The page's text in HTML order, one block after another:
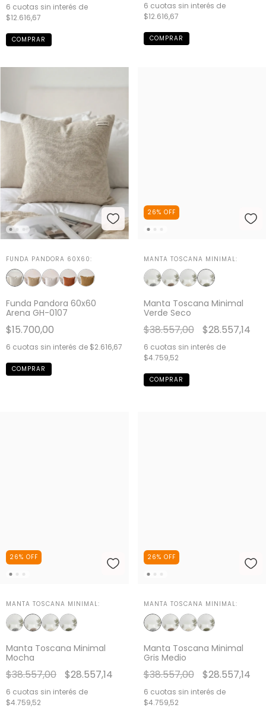
6 cuotas sin interés de
$12.616,67
COMPRAR
6 cuotas sin interés de
$12.616,67
COMPRAR
FUNDA PANDORA 60X60:
Funda Pandora 60x60
Arena GH-0107
$15.700,00
6 cuotas sin interés de $2.616,67
26% OFF
MANTA TOSCANA MINIMAL:
Manta Toscana Minimal
Verde Seco
$38.557,00 $28.557,14
6 cuotas sin interés de
$4.759,52
26% OFF
MANTA TOSCANA MINIMAL:
Manta Toscana Minimal
Mocha
$38.557,00 $28.557,14
6 cuotas sin interés de
$4.759,52
26% OFF
MANTA TOSCANA MINIMAL:
Manta Toscana Minimal
Gris Medio
$38.557,00 $28.557,14
6 cuotas sin interés de
$4.759,52